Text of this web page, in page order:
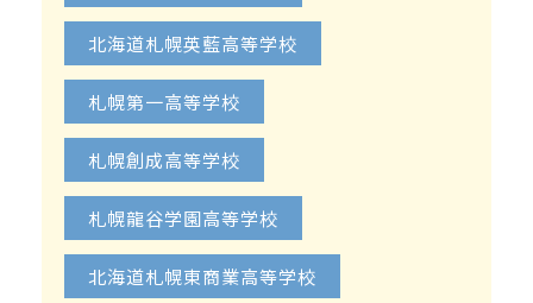
北海道札幌英藍高等学校
札幌第一高等学校
札幌創成高等学校
札幌龍谷学園高等学校
北海道札幌東商業高等学校